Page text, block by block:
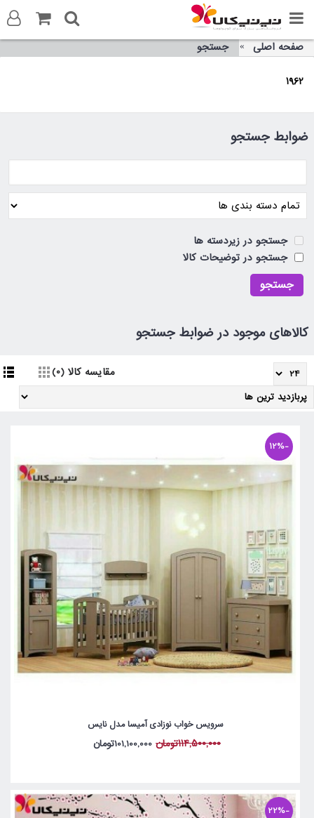
صفحه اصلی جستجو
1962
ضوابط جستجو
جستجو در زیردسته ها
جستجو در توضیحات کالا
کالاهای موجود در ضوابط جستجو
مقایسه کالا (0)
-12%
سرویس خواب نوزادی آمیسا مدل نایس
114,500,000تومان 101,100,000تومان
-22%